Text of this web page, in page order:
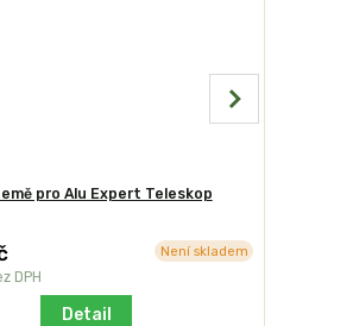
pro Alu Expert Teleskop
DPH
Není skladem
Detail